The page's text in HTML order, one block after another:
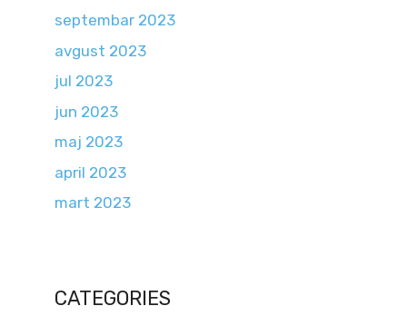
septembar 2023
avgust 2023
jul 2023
jun 2023
maj 2023
april 2023
mart 2023
CATEGORIES